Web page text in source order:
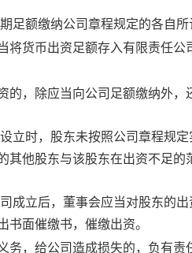
足额缴纳公司章程规定的各自
将货币出资足额存入有限责任
的，除应当向公司足额缴纳外
立时，股东未按照公司章程规
其他股东与该股东在出资不足的
成立后，董事会应当对股东的
书面催缴书，催缴出资。
务，给公司造成损失的，负有责